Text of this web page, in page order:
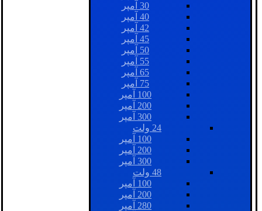
30 آمپر
40 آمپر
42 آمپر
45 آمپر
50 آمپر
55 آمپر
65 آمپر
75 آمپر
100 آمپر
200 آمپر
300 آمپر
24 ولت
100 آمپر
200 آمپر
300 آمپر
48 ولت
100 آمپر
200 آمپر
280 آمپر